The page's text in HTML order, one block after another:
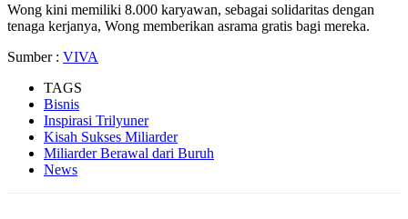
Wong kini memiliki 8.000 karyawan, sebagai solidaritas dengan
tenaga kerjanya, Wong memberikan asrama gratis bagi mereka.
Sumber : VIVA
TAGS
Bisnis
Inspirasi Trilyuner
Kisah Sukses Miliarder
Miliarder Berawal dari Buruh
News